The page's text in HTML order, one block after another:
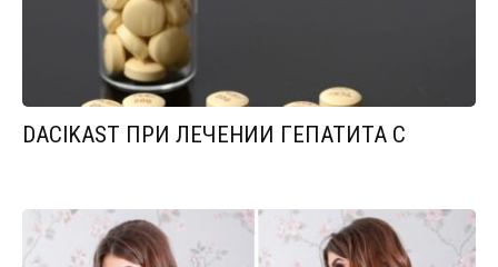
DACIKAST ПРИ ЛЕЧЕНИИ ГЕПАТИТА С